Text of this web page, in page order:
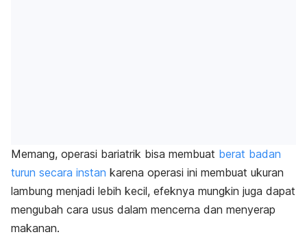
Memang, operasi bariatrik bisa membuat berat badan
turun secara instan karena operasi ini membuat ukuran
lambung menjadi lebih kecil, efeknya mungkin juga dapat
mengubah cara usus dalam mencerna dan menyerap
makanan.